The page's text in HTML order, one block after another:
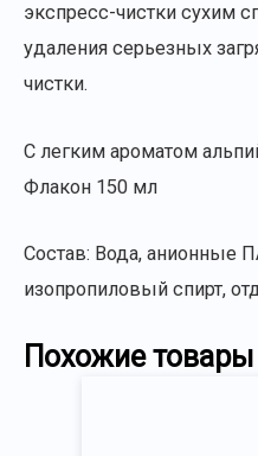
экспресс-чистки сухим
удаления серьезных
чистки.
С легким ароматом
Флакон 150 мл
Состав: Вода, анионные
изопропиловый спирт,
Похожие товары